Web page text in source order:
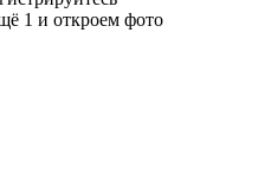
1 и откроем фото